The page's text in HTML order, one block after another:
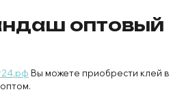
оптовый
Вы можете приобрести клей в